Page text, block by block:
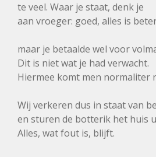
te veel. Waar je staat, denk je
aan vroeger: goed, alles is
maar je betaalde wel voor
Dit is niet wat je had verwacht.
Hiermee komt men normaliter
Wij verkeren dus in staat van
en sturen de botterik het huis
Alles, wat fout is, blijft.